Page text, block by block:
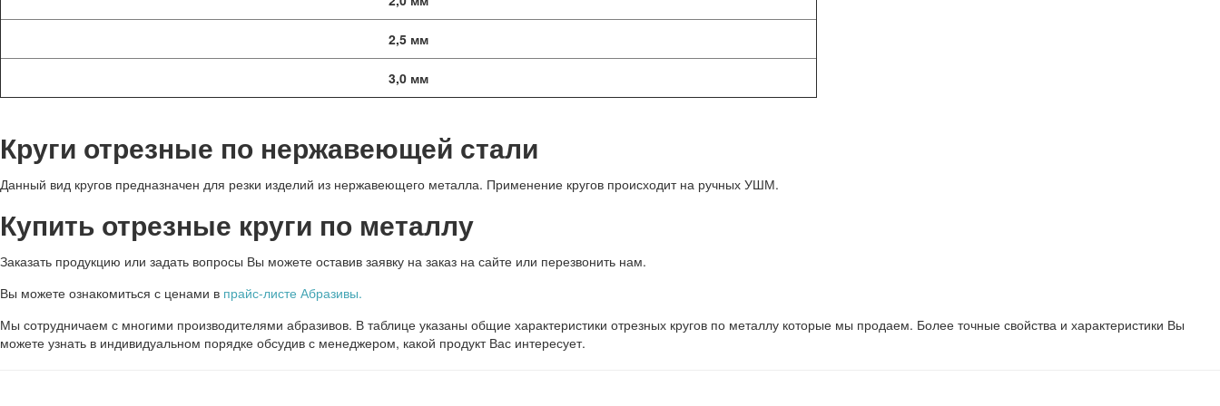
2,5 мм
3,0 мм
Круги отрезные по нержавеющей стали
Данный вид кругов предназначен для резки изделий из нержавеющего металла. Применение кругов происходит на ручных УШМ.
Купить отрезные круги по металлу
Заказать продукцию или задать вопросы Вы можете оставив заявку на заказ на сайте или перезвонить нам.
Вы можете ознакомиться с ценами в прайс-листе Абразивы.
Мы сотрудничаем с многими производителями абразивов. В таблице указаны общие характеристики отрезных кругов по металлу которые мы продаем. Более точные свойства и характеристики Вы
можете узнать в индивидуальном порядке обсудив с менеджером, какой продукт Вас интересует.